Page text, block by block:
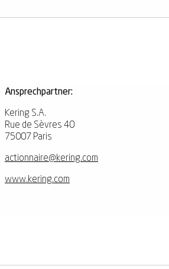
Ansprechpartner:
Kering S.A.
Rue de Sèvres 40
75007 Paris
actionnaire@kering.com
www.kering.com